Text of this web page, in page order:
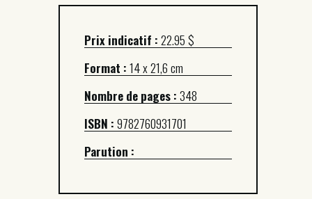
Prix indicatif :22.95 $
Format :14 x 21,6 cm
Nombre de pages :348
ISBN :9782760931701
Parution :